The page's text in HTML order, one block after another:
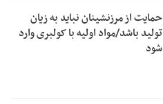
حمایت از مرزنشینان نباید به زیان
تولید باشد/مواد اولیه با کولبری وارد
شود